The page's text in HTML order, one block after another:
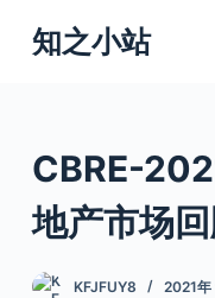
跳
过
知之小站
CBRE-
地产市场
KFJFUY8 2021年